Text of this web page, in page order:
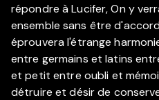
répondre à Lucifer, On y
ensemble sans être
éprouvera l'étrange
entre germains et latins
et petit entre oubli et
détruire et désir de